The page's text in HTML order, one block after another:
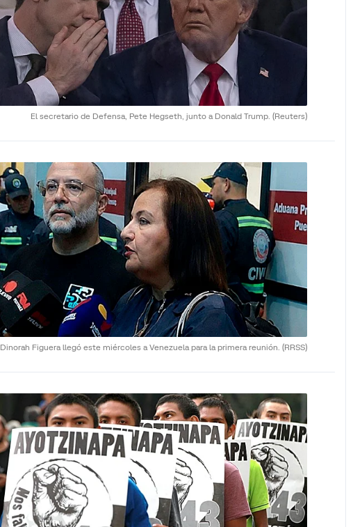
El secretario de Defensa, Pete Hegseth, junto a Donald Trump. (Reuters)
Dinorah Figuera llegó este miércoles a Venezuela para la primera reunión. (RRSS)